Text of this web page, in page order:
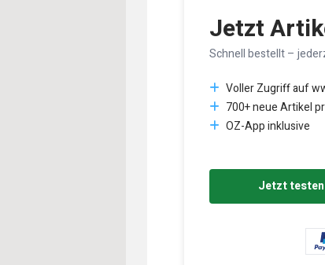
Jetzt
Schnell bestellt –
Voller Zugriff auf
700+ neue Artikel
OZ-App inklusive
Jetzt testen